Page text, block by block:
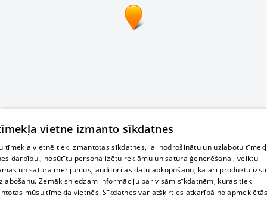
vietne izmanto sīkdatnes
tīmekļa vietnē tiek izmantotas sīkdatnes, lai nodrošinātu un uzlabotu
darbību., nosūtītu personalizētu reklāmu un satura ģenerēšanai, veiktu
un satura mērījumus, auditorijas datu apkopošanu, kā arī produktu
Zemāk sniedzam informāciju par visām sīkdatnēm, kuras tiek
mūsu tīmekļa vietnēs. Sīkdatnes var atšķirties atkarībā no